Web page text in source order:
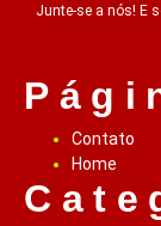
Junte-se a nós! E
Contato
Home